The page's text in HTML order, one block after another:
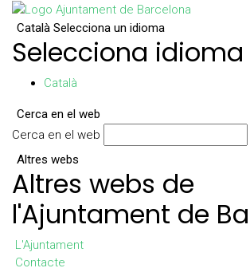
Català Selecciona un idioma
Selecciona idioma
Català
Cerca en el web
Cerca en el web
Altres webs
Altres webs de
l'Ajuntament de
L'Ajuntament
Contacte